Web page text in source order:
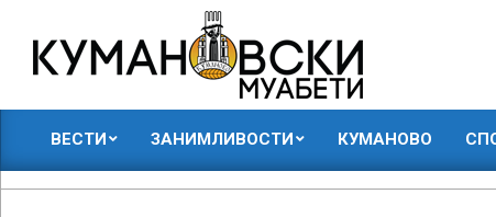
content
КУМАНОВСКИ
МУАБЕТИ
ВЕСТИ ЗАНИМЛИВОСТИ КУМАНОВО